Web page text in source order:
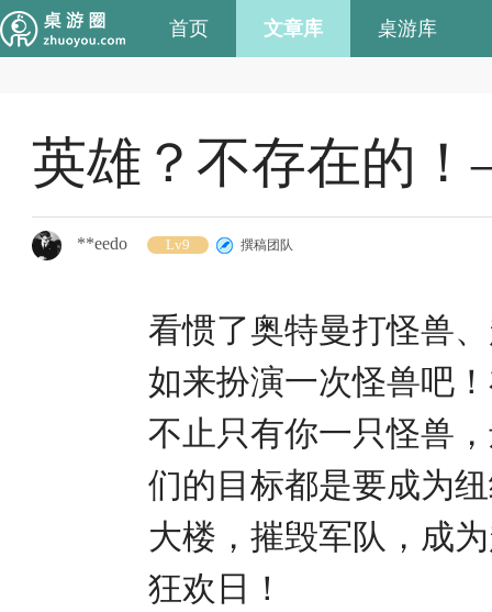
首页 文章库 桌游库
英雄？不存在的
**eedo Lv9 撰稿团队
看惯了奥特曼打怪兽
如来扮演一次怪兽吧
不止只有你一只怪兽
们的目标都是要成为
大楼，摧毁军队，成
狂欢日！